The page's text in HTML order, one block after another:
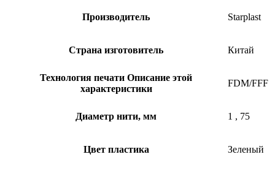
Производитель Starplast
Страна изготовитель Китай
Технология печати Описание этой
характеристики
FDM/FFF
Диаметр нити, мм 1 , 75
Цвет пластика Зеленый